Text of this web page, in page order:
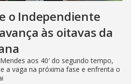
o Independiente
às oitavas da
aos 40′ do segundo tempo,
a vaga na próxima fase e enfrenta o